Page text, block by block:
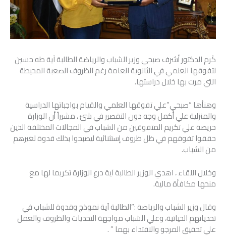
كَرم الدكتور أشرف صبحي وزير الشباب والرياضة الطالبة آية طه حسين
لتفوقها العلمي في الثانوية العامة رغم الظروف الصعبة المحيطة
التي مرت بها خلال دراستها.
وهنأها “صبحي”علي تفوقها العلمي والقيام بواجباتها الدراسية
والمنزلية علي أكمل وجه دون التقصير في شئ ، مشيراً أن الوزارة
حريصة علي تكريم المتفوقين من الشباب في المجالات المختلفة الذين
حققوا تفوقهم في ظل ظروف إستثنائية ليصبحوا بذلك قدوة لغيرهم
من الشباب.
وخلال اللقاء ، اهدي الوزير الطالبة آية درع الوزارة تكريما لها مع
منحها مكافأة مالية.
وقال وزير الشباب والرياضة :”الطالبة آية نموذج وقدوة للشباب في
تحدياتهم الحياتية، وعلي الشباب مواجهة التحديات والظروف والعمل
علي تحقيق المرجو والاقتداء بهما ” .